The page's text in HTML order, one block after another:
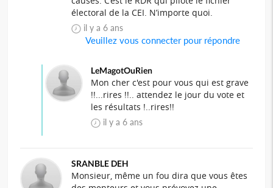
électoral de la CEI. N’importe quoi.
il y a 6 ans
Veuillez vous connecter pour répondre
LeMagotOuRien
Mon cher c'est pour vous qui est grave
!!...rires !!.. attendez le jour du vote et
les résultats !..rires!!
il y a 6 ans
SRANBLE DEH
Monsieur, même un fou dira que vous êtes